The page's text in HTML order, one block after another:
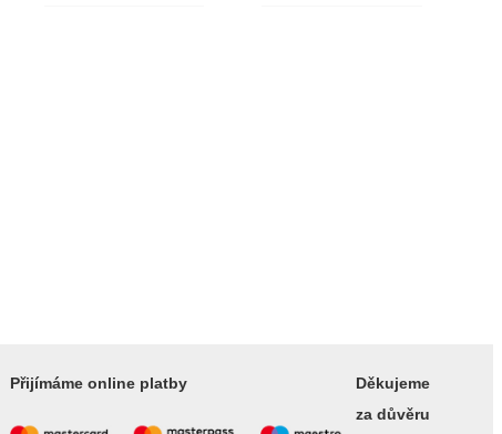
Přijímáme online platby
Děkujeme
za důvěru